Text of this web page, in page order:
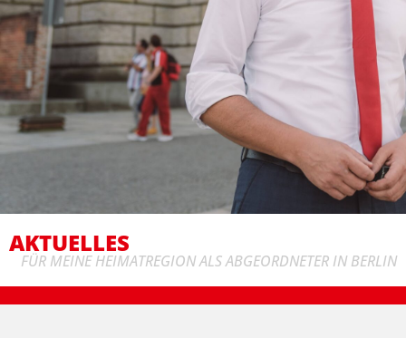
AKTUELLES
FÜR MEINE HEIMATREGION ALS ABGEORDNETER IN BERLIN